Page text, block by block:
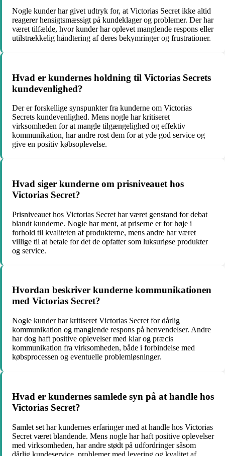
Nogle kunder har givet udtryk for, at Victorias Secret ikke altid
reagerer hensigtsmæssigt på kundeklager og problemer. Der har
været tilfælde, hvor kunder har oplevet manglende respons eller
utilstrækkelig håndtering af deres bekymringer og frustrationer.
Hvad er kundernes holdning til Victorias Secrets
kundevenlighed?
Der er forskellige synspunkter fra kunderne om Victorias
Secrets kundevenlighed. Mens nogle har kritiseret
virksomheden for at mangle tilgængelighed og effektiv
kommunikation, har andre rost dem for at yde god service og
give en positiv købsoplevelse.
Hvad siger kunderne om prisniveauet hos
Victorias Secret?
Prisniveauet hos Victorias Secret har været genstand for debat
blandt kunderne. Nogle har ment, at priserne er for høje i
forhold til kvaliteten af produkterne, mens andre har været
villige til at betale for det de opfatter som luksuriøse produkter
og service.
Hvordan beskriver kunderne kommunikationen
med Victorias Secret?
Nogle kunder har kritiseret Victorias Secret for dårlig
kommunikation og manglende respons på henvendelser. Andre
har dog haft positive oplevelser med klar og præcis
kommunikation fra virksomheden, både i forbindelse med
købsprocessen og eventuelle problemløsninger.
Hvad er kundernes samlede syn på at handle hos
Victorias Secret?
Samlet set har kundernes erfaringer med at handle hos Victorias
Secret været blandende. Mens nogle har haft positive oplevelser
med virksomheden, har andre stødt på udfordringer såsom
dårlig kundeservice, problemer med levering og kvalitet af